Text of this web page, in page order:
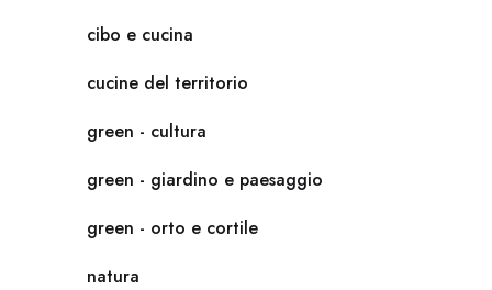
cibo e cucina
cucine del territorio
green - cultura
green - giardino e paesaggio
green - orto e cortile
natura